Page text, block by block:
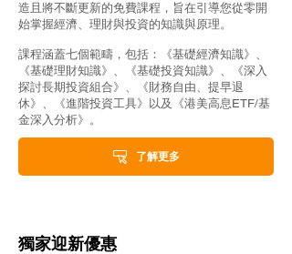
造且將不斷更新的免費課程，旨在引導您從零開
始掌握經濟、理財與投資的知識與原理。
課程涵蓋七個範疇，包括：《基礎經濟知識》、
《基礎理財知識》、《基礎投資知識》、《深入
探討長期投資組合》、《財務自由、提早退
休》、《進階投資工具》以及《港美高息ETF/基
金深入分析》。
了解更多
獨家迎新優惠